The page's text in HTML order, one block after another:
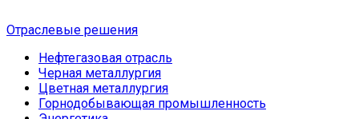
Отраслевые решения
Нефтегазовая отрасль
Черная металлургия
Цветная металлургия
Горнодобывающая промышленность